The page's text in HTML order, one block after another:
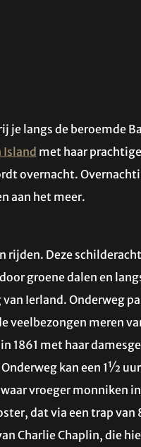
je langs de beroemde
Island met haar
overnacht.
aan het meer.
rijden. Deze
groene dalen en
Ierland. Onderweg
meren
1861 met haar
kan een 1½
vroeger monniken
dat via een trap
Charlie Chaplin, die